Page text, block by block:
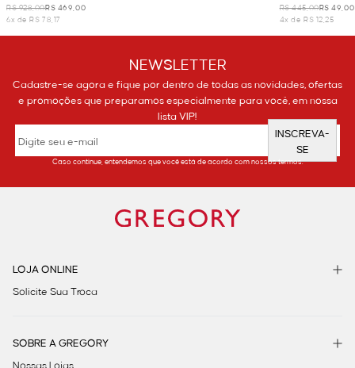
R$ 928,00R$ 469,00
6x de R$ 78,17
R$ 445,00R$ 49,00
4x de R$ 12,25
NEWSLETTER
Cadastre-se agora e fique por dentro de todas as novidades, ofertas
e promoções que preparamos especialmente para você, em nossa
lista VIP!
INSCREVA-
SE
Caso continue, entendemos que você está de acordo com nossos termos.
LOJA ONLINE
Solicite Sua Troca
SOBRE A GREGORY